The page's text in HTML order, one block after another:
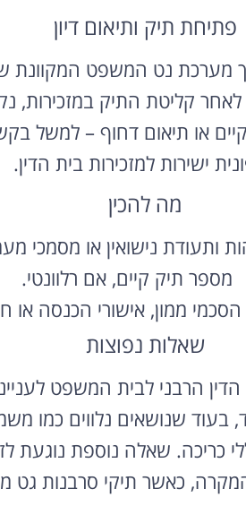
פתיחת תיק ותיאום דיון
נט המשפט המקוונת של
קליטת התיק במזכירות,
או תיאום דחוף – למשל
ישירות למזכירות בית הדין.
מה להכין
ותעודת נישואין או מסמכי
מספר תיק קיים, אם רלוונטי.
הסכמי ממון, אישורי הכנסה או
שאלות נפוצות
הרבני לבית המשפט
שנושאים נלווים כמו
שאלה נוספת נוגעת
כאשר תיקי סרבנות גט